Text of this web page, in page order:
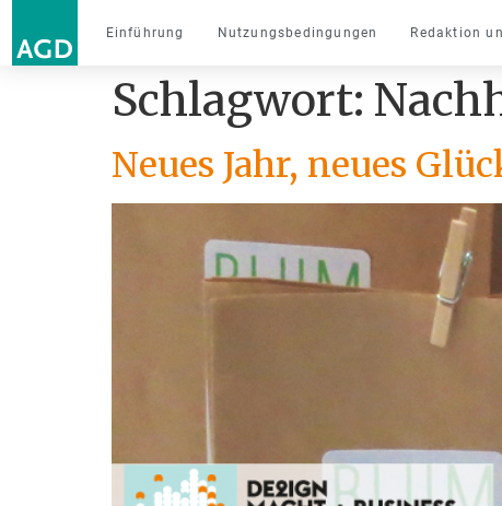
Einführung Nutzungsbedingungen Redaktion
Schlagwort:
Neues Jahr, neues